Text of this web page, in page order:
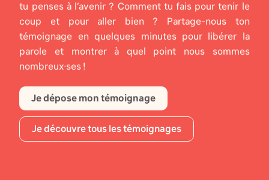
tu penses à l’avenir ? Comment tu fais pour tenir le
coup et pour aller bien ? Partage-nous ton
témoignage en quelques minutes pour libérer la
parole et montrer à quel point nous sommes
nombreux·ses !
Je dépose mon témoignage
Je découvre tous les témoignages